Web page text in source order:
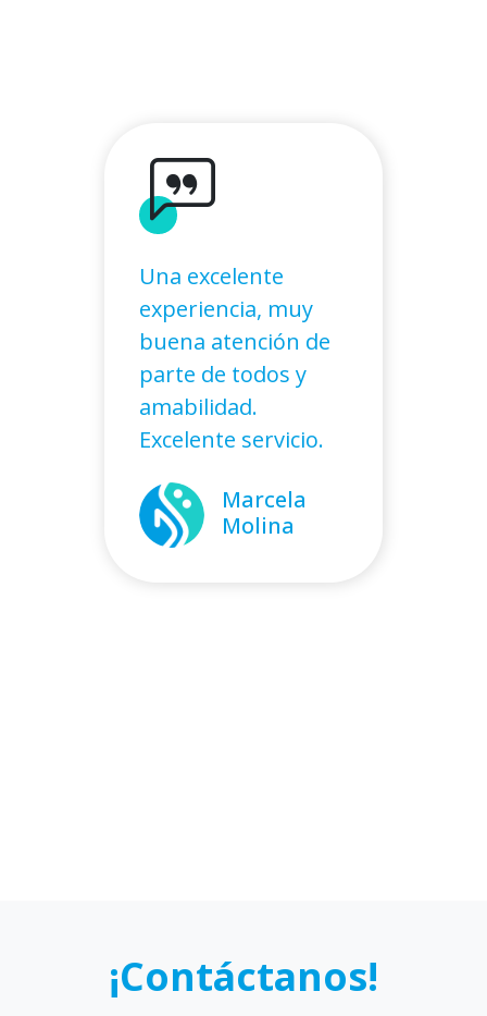
Una excelente
experiencia, muy
buena atención de
parte de todos y
amabilidad.
Excelente servicio.
Marcela
Molina
¡Contáctanos!